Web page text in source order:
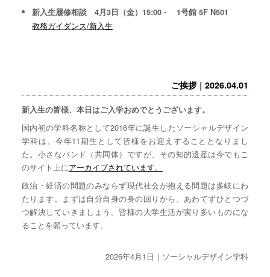
新入生履修相談 4月3日（金）15:00 - 1号館 5F N501
教務ガイダンス/新入生
ご挨拶｜2026.04.01
新入生の皆様、本日はご入学おめでとうございます。
国内初の学科名称として2016年に誕生したソーシャルデザイン
学科は、今年11期生として皆様をお迎えすることとなりまし
た。小さなバンド（共同体）ですが、その知的遺産は今でもこ
のサイト上にアーカイブされています。
政治・経済の問題のみならず現代社会が抱える問題は多岐にわ
たります。まずは自分自身の身の回りから、あわてずひとつづ
つ解決していきましょう。皆様の大学生活が実り多いものにな
ることを願っています。
2026年4月1日｜ソーシャルデザイン学科